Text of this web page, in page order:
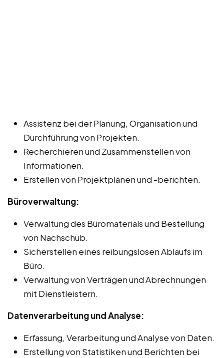
Assistenz bei der Planung, Organisation und
Durchführung von Projekten.
Recherchieren und Zusammenstellen von
Informationen.
Erstellen von Projektplänen und -berichten.
Büroverwaltung:
Verwaltung des Büromaterials und Bestellung
von Nachschub.
Sicherstellen eines reibungslosen Ablaufs im
Büro.
Verwaltung von Verträgen und Abrechnungen
mit Dienstleistern.
Datenverarbeitung und Analyse:
Erfassung, Verarbeitung und Analyse von Daten.
Erstellung von Statistiken und Berichten bei